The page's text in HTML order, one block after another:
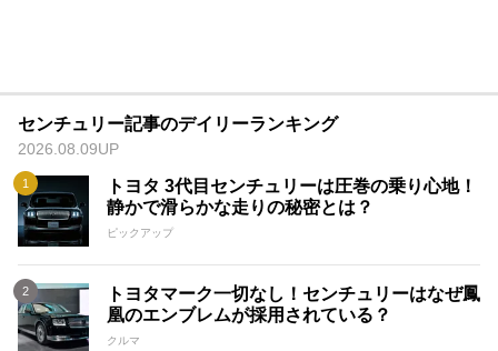
センチュリー記事のデイリーランキング
2026.08.09UP
トヨタ 3代目センチュリーは圧巻の乗り心地！
静かで滑らかな走りの秘密とは？
ピックアップ
トヨタマーク一切なし！センチュリーはなぜ鳳
凰のエンブレムが採用されている？
クルマ